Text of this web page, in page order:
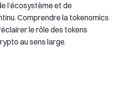
l’écosystème et de
Comprendre la tokenomics
le rôle des tokens
au sens large.